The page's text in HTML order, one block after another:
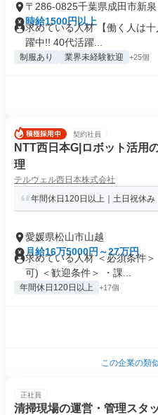
〒286-0825千葉県成田市新泉
時給1500円以上
求めている人材 【働く人は
躍中!! 40代活躍...
制服あり 業界未経験歓迎 +25個
契約社員
NTT西日本G|ロボット活用
理
テルウェル西日本株式会社
年間休日120日以上｜土日祝休み
愛媛県松山市山越
月給16万5000円～27万円
求めている人材 ＜必須条件
可) ＜歓迎条件＞ ・課...
年間休日120日以上 +17個
この企業の類
正社員
清掃現場の運営・管理スタ